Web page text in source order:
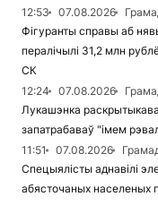
12:53
07.08.2026
Фігуранты справы аб
пералічылі 31,2 млн
СК
12:24
07.08.2026
Лукашэнка
запатрабаваў "імем
11:51
07.08.2026
Спецыялісты аднавілі
абясточаных населеных